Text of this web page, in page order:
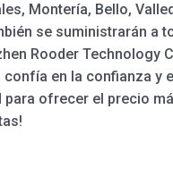
Montería, Bello,
se suministrarán a
Rooder Technology
en la confianza y
para ofrecer el precio